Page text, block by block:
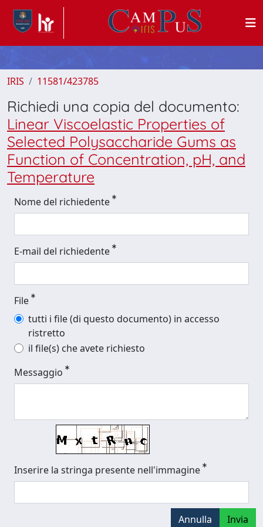
IRIS 11581/423785
Richiedi una copia del documento:
Linear Viscoelastic Properties of
Selected Polysaccharide Gums as
Function of Concentration, pH, and
Temperature
Nome del richiedente
E-mail del richiedente
File
tutti i file (di questo documento) in accesso
ristretto
il file(s) che avete richiesto
Messaggio
Inserire la stringa presente nell'immagine
Annulla Invia